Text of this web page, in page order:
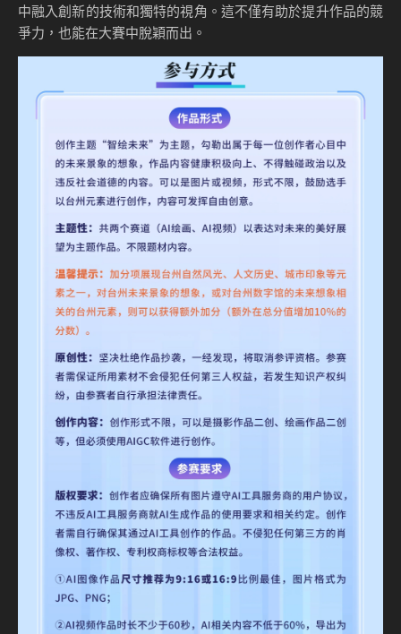
中融入創新的技術和獨特的視角。這不僅有助於提升作品的競
爭力，也能在大賽中脫穎而出。